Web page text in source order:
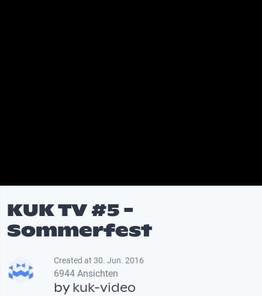
KUK TV #5 -
Sommerfest
Created at 30. Jun. 2016
6944 Ansichten
bykuk-video